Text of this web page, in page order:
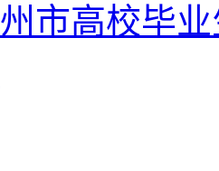
市高校毕